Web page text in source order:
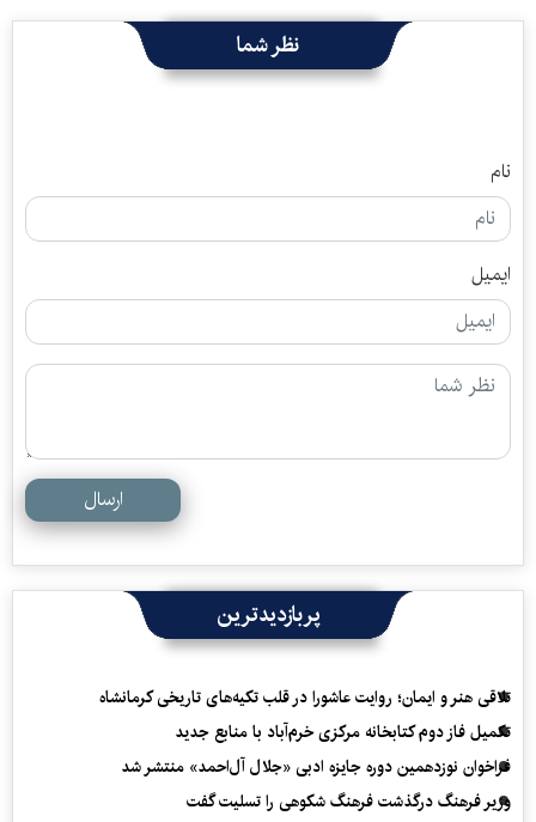
نظر شما
نام
ایمیل
ارسال
پربازدیدترین
تلاقی هنر و ایمان؛ روایت عاشورا در قلب تکیه‌های تاریخی کرمانشاه
تکمیل فاز دوم کتابخانه مرکزی خرم‌آباد با منابع جدید
فراخوان نوزدهمین دوره جایزه ادبی «جلال آل‌احمد» منتشر شد
وزیر فرهنگ درگذشت فرهنگ شکوهی را تسلیت گفت